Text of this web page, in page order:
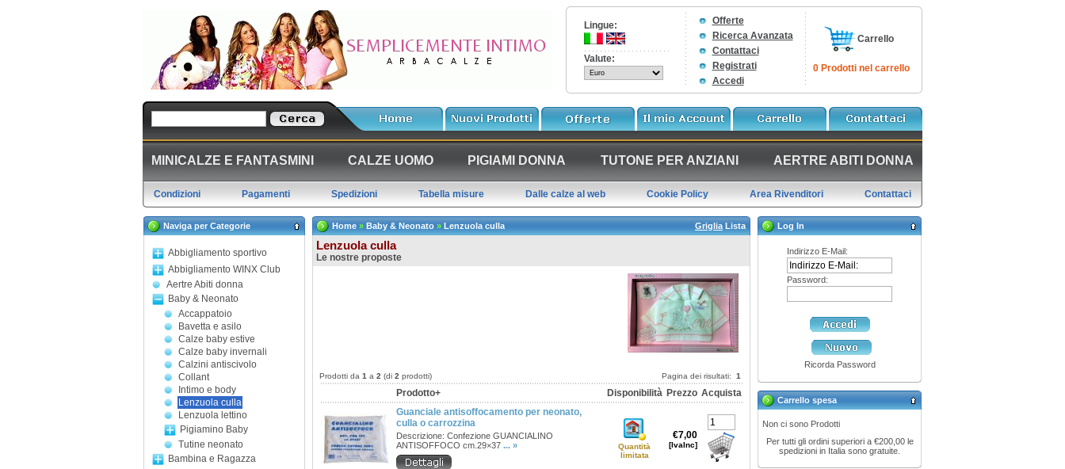
Lingue:
Valute:
Offerte
Ricerca Avanzata
Contattaci
Registrati
Accedi
Carrello
0 Prodotti nel carrello
MINICALZE E FANTASMINI CALZE UOMO PIGIAMI DONNA TUTONE PER ANZIANI AERTRE ABITI DONNA
Condizioni Pagamenti Spedizioni Tabella misure Dalle calze al web Cookie Policy Area Rivenditori Contattaci
Naviga per Categorie
Abbigliamento sportivo
Abbigliamento WINX Club
Aertre Abiti donna
Baby & Neonato
Accappatoio
Bavetta e asilo
Calze baby estive
Calze baby invernali
Calzini antiscivolo
Collant
Intimo e body
Lenzuola culla
Lenzuola lettino
Pigiamino Baby
Tutine neonato
Bambina e Ragazza
Home » Baby & Neonato » Lenzuola culla Griglia Lista
Lenzuola culla
Le nostre proposte
Prodotti da 1 a 2 (di 2 prodotti) Pagina dei risultati: 1
Prodotto+ Disponibilità Prezzo Acquista
Guanciale antisoffocamento per neonato,
culla o carrozzina
Descrizione: Confezione GUANCIALINO
ANTISOFFOCO cm.29×37 ... »
Quantità
limitata
€7,00
[IvaInc]
Log In
Indirizzo E-Mail:
Password:
Ricorda Password
Carrello spesa
Non ci sono Prodotti
Per tutti gli ordini superiori a €200,00 le
spedizioni in Italia sono gratuite.